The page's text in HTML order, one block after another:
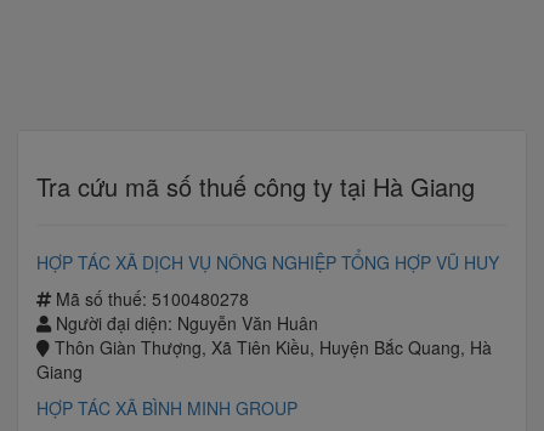
Tra cứu mã số thuế công ty tại Hà Giang
HỢP TÁC XÃ DỊCH VỤ NÔNG NGHIỆP TỔNG HỢP VŨ HUY
Mã số thuế: 5100480278
Người đại diện: Nguyễn Văn Huân
Thôn Giàn Thượng, Xã Tiên Kiều, Huyện Bắc Quang, Hà
Giang
HỢP TÁC XÃ BÌNH MINH GROUP